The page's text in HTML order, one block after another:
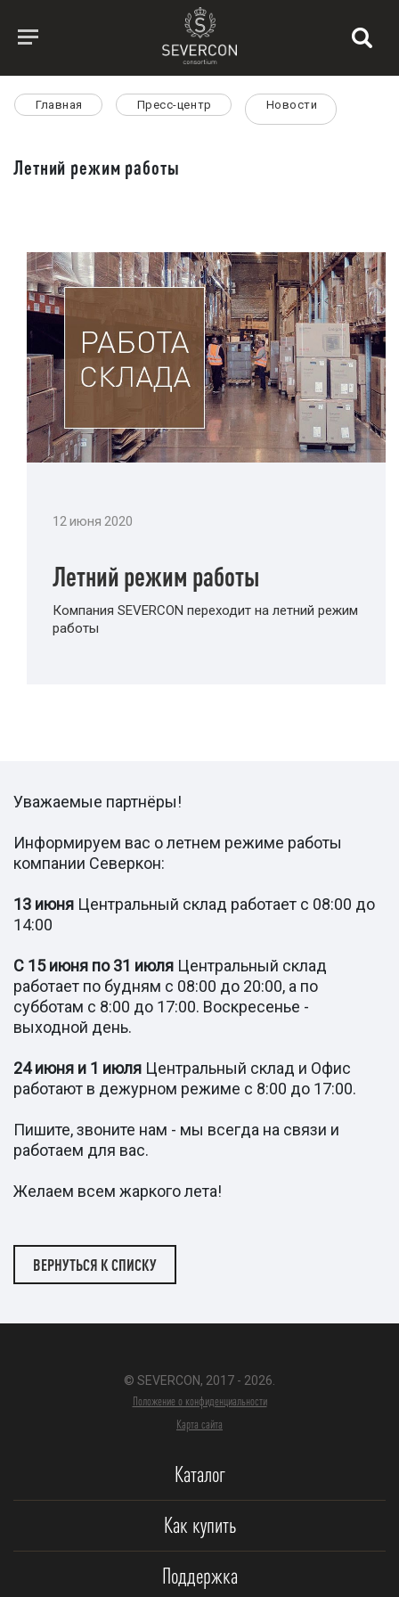
Главная Пресс-центр Новости
Летний режим работы
12 июня 2020
Летний режим работы
Компания SEVERCON переходит на летний режим
работы
Уважаемые партнёры!
Информируем вас о летнем режиме работы
компании Северкон:
13 июня Центральный склад работает с 08:00 до
14:00
С 15 июня по 31 июля Центральный склад
работает по будням с 08:00 до 20:00, а по
субботам с 8:00 до 17:00. Воскресенье -
выходной день.
24 июня и 1 июля Центральный склад и Офис
работают в дежурном режиме с 8:00 до 17:00.
Пишите, звоните нам - мы всегда на связи и
работаем для вас.
Желаем всем жаркого лета!
ВЕРНУТЬСЯ К СПИСКУ
© SEVERCON, 2017 - 2026.
Положение о конфиденциальности
Карта сайта
Каталог
Как купить
Поддержка